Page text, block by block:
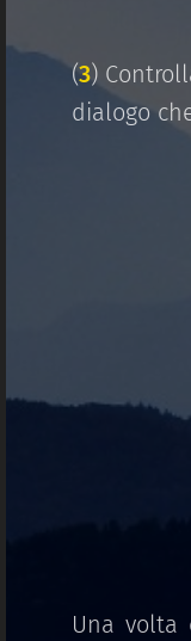
(3)
dialogo
Una volta